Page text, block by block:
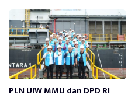
PLN UIW MMU dan DPD RI